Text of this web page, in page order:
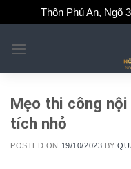
to
content
Thôn Phú An, Ngõ
Mẹo thi công
tích nhỏ
POSTED ON 19/10/2023 BY